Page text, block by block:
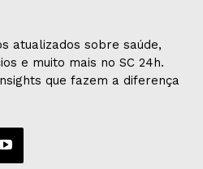
atualizados sobre saúde,
e muito mais no SC 24h.
que fazem a diferença